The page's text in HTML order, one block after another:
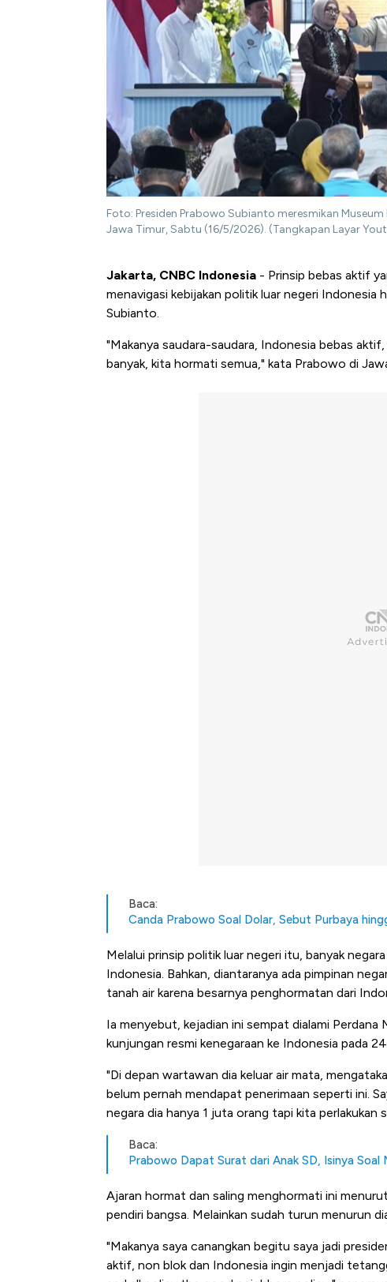
Foto: Presiden Prabowo Subianto meresmikan
Jawa Timur, Sabtu (16/5/2026). (Tangkapan Layar
Jakarta, CNBC Indonesia - Prinsip bebas aktif
menavigasi kebijakan politik luar negeri
Subianto.
"Makanya saudara-saudara, Indonesia bebas
banyak, kita hormati semua," kata Prabowo di
Baca:
Canda Prabowo Soal Dolar, Sebut Purbaya
Melalui prinsip politik luar negeri itu, banyak
Indonesia. Bahkan, diantaranya ada pimpinan
tanah air karena besarnya penghormatan dari
Ia menyebut, kejadian ini sempat dialami Perdana
kunjungan resmi kenegaraan ke Indonesia pada
"Di depan wartawan dia keluar air mata,
belum pernah mendapat penerimaan seperti ini.
negara dia hanya 1 juta orang tapi kita
Baca:
Prabowo Dapat Surat dari Anak SD, Isinya Soal
Ajaran hormat dan saling menghormati ini
pendiri bangsa. Melainkan sudah turun menurun
"Makanya saya canangkan begitu saya jadi
aktif, non blok dan Indonesia ingin menjadi
Kongo Tutup Keran Ekspor,